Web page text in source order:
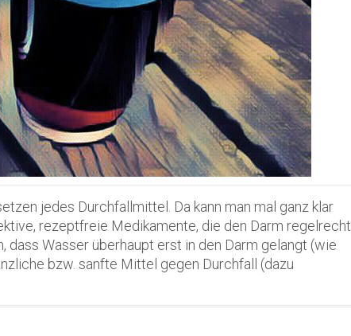
jedes Durchfallmittel. Da kann man mal ganz klar
rezeptfreie Medikamente, die den Darm regelrecht
dass Wasser überhaupt erst in den Darm gelangt (wie
bzw. sanfte Mittel gegen Durchfall (dazu